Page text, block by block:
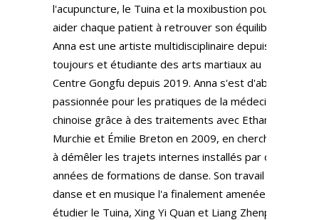
l'acupuncture, le Tuina et la moxibustion pour
aider chaque patient à retrouver son équilibre.
Anna est une artiste multidisciplinaire depuis
toujours et étudiante des arts martiaux au
Centre Gongfu depuis 2019. Anna s'est d'abord
passionnée pour les pratiques de la médecine
chinoise grâce à des traitements avec Ethan
Murchie et Émilie Breton en 2009, en cherchant
à démêler les trajets internes installés par des
années de formations de danse. Son travail en
danse et en musique l'a finalement amenée à
étudier le Tuina, Xing Yi Quan et Liang Zhenpu